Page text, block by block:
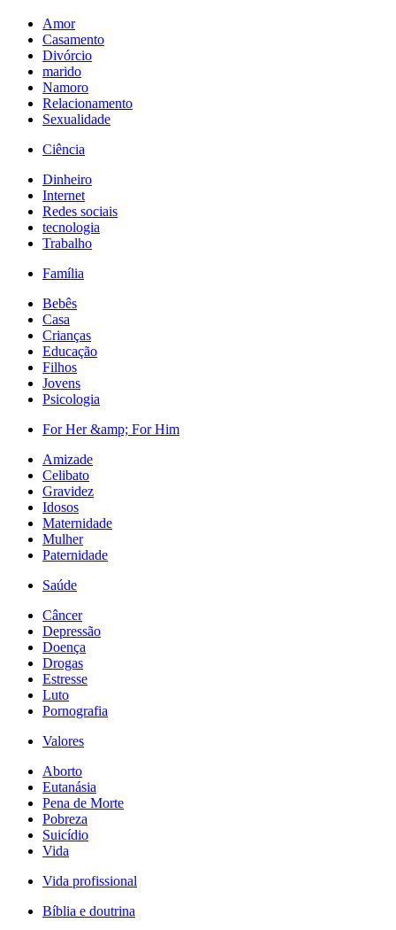
Amor
Casamento
Divórcio
marido
Namoro
Relacionamento
Sexualidade
Ciência
Dinheiro
Internet
Redes sociais
tecnologia
Trabalho
Família
Bebês
Casa
Crianças
Educação
Filhos
Jovens
Psicologia
For Her &amp; For Him
Amizade
Celibato
Gravidez
Idosos
Maternidade
Mulher
Paternidade
Saúde
Câncer
Depressão
Doença
Drogas
Estresse
Luto
Pornografia
Valores
Aborto
Eutanásia
Pena de Morte
Pobreza
Suicídio
Vida
Vida profissional
Bíblia e doutrina